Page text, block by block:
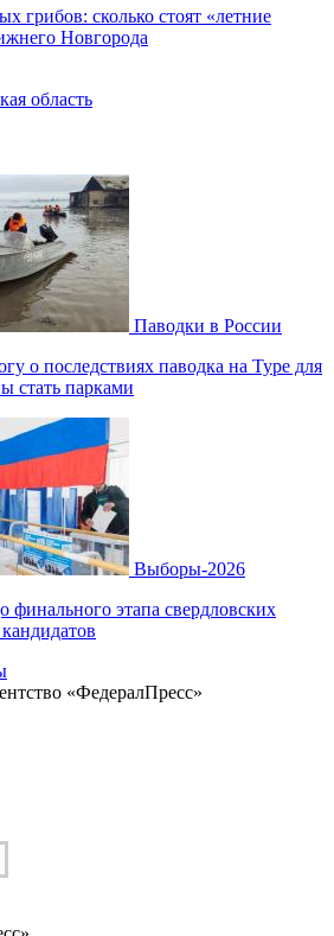
грибов: сколько стоят «летние
Новгорода
область
Паводки в России
о последствиях паводка на Туре для
стать парками
Выборы-2026
этапа свердловских
«ФедералПресс»